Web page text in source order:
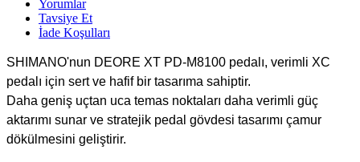
Yorumlar
Tavsiye Et
İade Koşulları
SHIMANO'nun DEORE XT PD-M8100 pedalı, verimli XC
pedalı için sert ve hafif bir tasarıma sahiptir.
Daha geniş uçtan uca temas noktaları daha verimli güç
aktarımı sunar ve stratejik pedal gövdesi tasarımı çamur
dökülmesini geliştirir.